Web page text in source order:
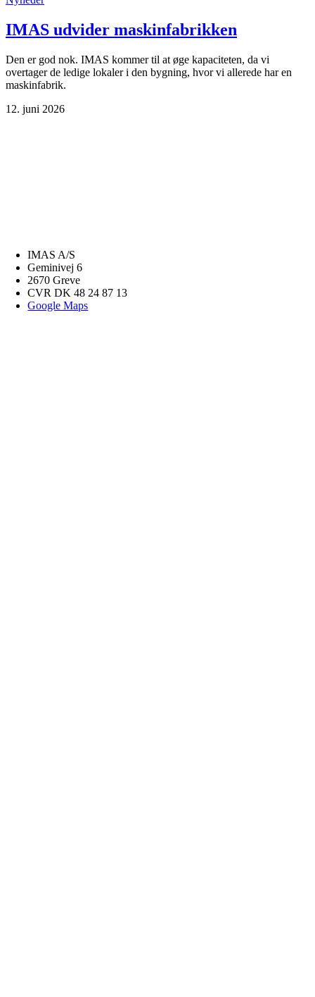
IMAS udvider maskinfabrikken
Den er god nok. IMAS kommer til at øge kapaciteten, da vi
overtager de ledige lokaler i den bygning, hvor vi allerede har en
maskinfabrik.
12. juni 2026
IMAS A/S
Geminivej 6
2670 Greve
CVR DK 48 24 87 13
Google Maps